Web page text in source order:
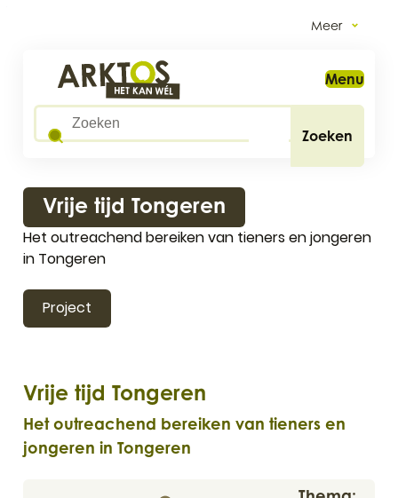
Meer
Arktos
Wat zoek je?
Zoeken
Menu
Vrije tijd Tongeren
Het outreachend bereiken van tieners en jongeren
in Tongeren
Project
Vrije tijd Tongeren
Het outreachend bereiken van tieners en
jongeren in Tongeren